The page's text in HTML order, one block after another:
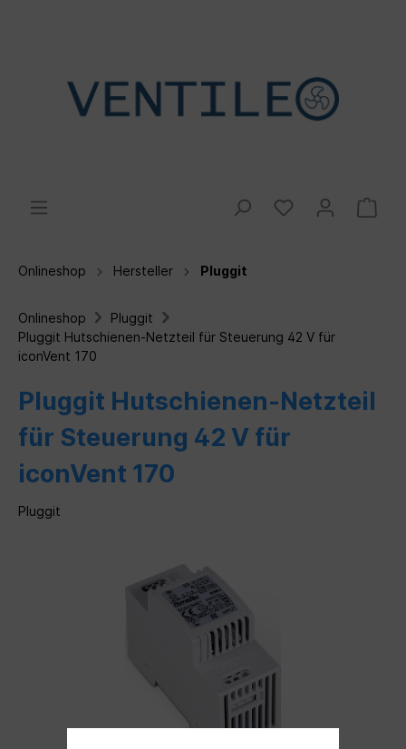
Onlineshop Hersteller Pluggit
Onlineshop
Pluggit
Pluggit Hutschienen-Netzteil für Steuerung 42 V für
iconVent 170
Pluggit Hutschienen-Netzteil
für Steuerung 42 V für
iconVent 170
Pluggit